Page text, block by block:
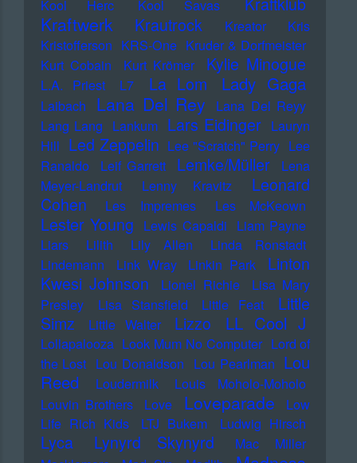
Kool Herc
Kool Savas
Kraftwerk Krautrock Kreator
Kris
Kristofferson KRS-One Kruder & Dorfmeister
Kurt Cobain
Kurt Krömer Kylie Minogue
L.A. Priest L7 La Lom Lady Gaga
Laibach Lana Del Rey
Lana Del Reyy
Lang Lang Lankum Lars Eidinger Lauryn
Hill Led Zeppelin Lee "Scratch" Perry Lee
Ranaldo
Leif Garrett Lemke/Müller
Lena
Meyer-Landrut
Lenny Kravitz
Leonard
Cohen
Les Impremes Les McKeown
Lester Young Lewis Capaldi Liam Payne
Liars
Lilith Lily Allen
Linda Ronstadt
Lindemann
Link Wray Linkin Park
Linton
Kwesi Johnson
Lionel Richie
Lisa Mary
Presley
Lisa Stansfield Little Feat
Little
Simz
Little Walter Lizzo LL Cool J
Lollapalooza Look Mum No Computer Lord of
the Lost Lou Donaldson Lou Pearlman Lou
Reed
Loudermilk
Louis Moholo-Moholo
Louvin Brothers
Love Loveparade
Low
Life Rich Kids
LTJ Bukem Ludwig Hirsch
Lyca Lynyrd Skynyrd
Mac Miller